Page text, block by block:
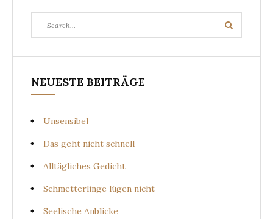
for:
Search
NEUESTE BEITRÄGE
Unsensibel
Das geht nicht schnell
Alltägliches Gedicht
Schmetterlinge lügen nicht
Seelische Anblicke